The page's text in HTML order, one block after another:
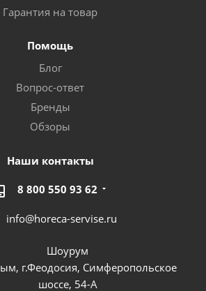
Гарантия на товар
Помощь
Блог
Вопрос-ответ
Бренды
Обзоры
Наши контакты
8 800 550 93 62
info@horeca-servise.ru
Шоурум
г.Феодосия, Симферопольское
шоссе, 54-А